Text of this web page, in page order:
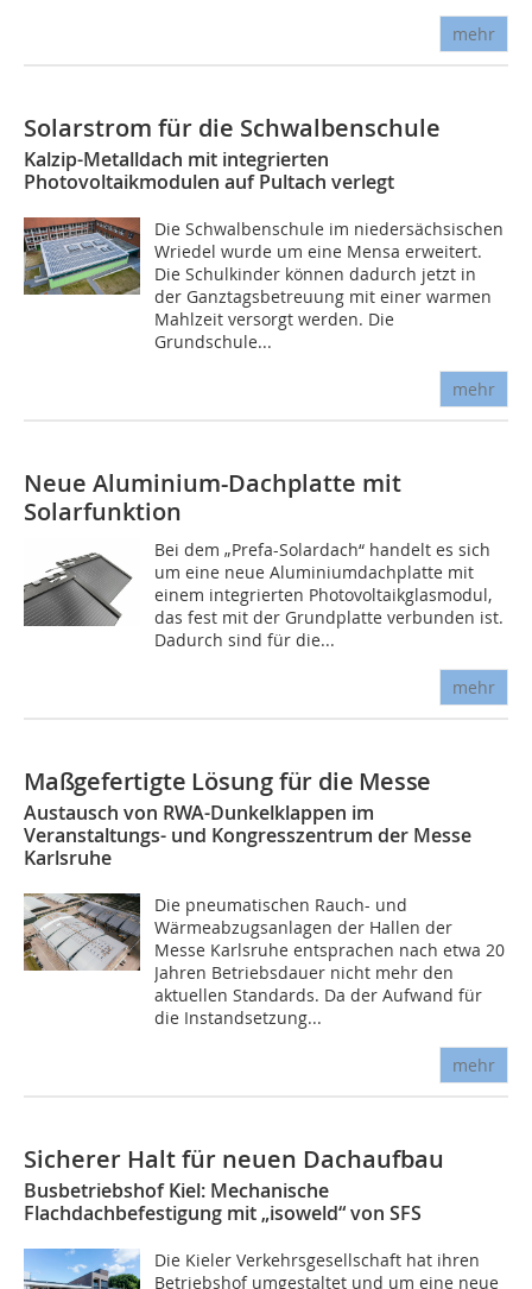
mehr
Solarstrom für die Schwalbenschule
Kalzip-Metalldach mit integrierten
Photovoltaikmodulen auf Pultach verlegt
Die Schwalbenschule im niedersächsischen
Wriedel wurde um eine Mensa erweitert.
Die Schulkinder können dadurch jetzt in
der Ganztagsbetreuung mit einer warmen
Mahlzeit versorgt werden. Die
Grundschule...
mehr
Neue Aluminium-Dachplatte mit
Solarfunktion
Bei dem „Prefa-Solardach“ handelt es sich
um eine neue Aluminiumdachplatte mit
einem integrierten Photovoltaikglasmodul,
das fest mit der Grundplatte verbunden ist.
Dadurch sind für die...
mehr
Maßgefertigte Lösung für die Messe
Austausch von RWA-Dunkelklappen im
Veranstaltungs- und Kongresszentrum der Messe
Karlsruhe
Die pneumatischen Rauch- und
Wärmeabzugsanlagen der Hallen der
Messe Karlsruhe entsprachen nach etwa 20
Jahren Betriebsdauer nicht mehr den
aktuellen Standards. Da der Aufwand für
die Instandsetzung...
mehr
Sicherer Halt für neuen Dachaufbau
Busbetriebshof Kiel: Mechanische
Flachdachbefestigung mit „isoweld“ von SFS
Die Kieler Verkehrsgesellschaft hat ihren
Betriebshof umgestaltet und um eine neue